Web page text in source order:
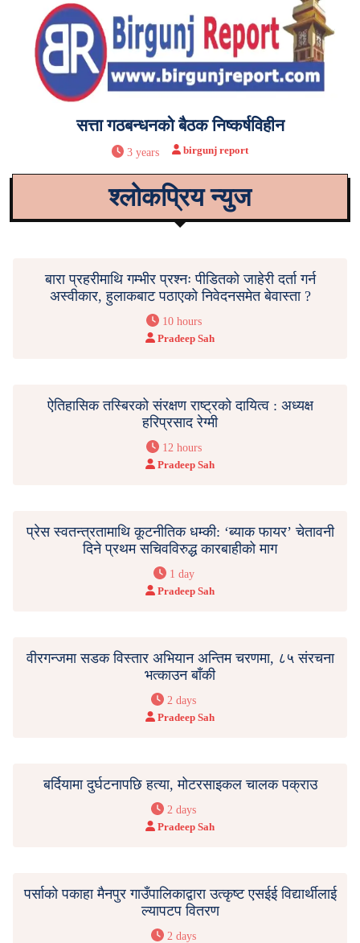
सत्ता गठबन्धनको बैठक निष्कर्षविहीन
3 years birgunj report
श्लोकप्रिय न्युज
बारा प्रहरीमाथि गम्भीर प्रश्नः पीडितको जाहेरी दर्ता गर्न
अस्वीकार, हुलाकबाट पठाएको निवेदनसमेत बेवास्ता ?
10 hours
Pradeep Sah
ऐतिहासिक तस्बिरको संरक्षण राष्ट्रको दायित्व : अध्यक्ष
हरिप्रसाद रेग्मी
12 hours
Pradeep Sah
प्रेस स्वतन्त्रतामाथि कूटनीतिक धम्की: ‘ब्याक फायर’ चेतावनी
दिने प्रथम सचिवविरुद्ध कारबाहीको माग
1 day
Pradeep Sah
वीरगन्जमा सडक विस्तार अभियान अन्तिम चरणमा, ८५ संरचना
भत्काउन बाँकी
2 days
Pradeep Sah
बर्दियामा दुर्घटनापछि हत्या, मोटरसाइकल चालक पक्राउ
2 days
Pradeep Sah
पर्साको पकाहा मैनपुर गाउँपालिकाद्वारा उत्कृष्ट एसईई विद्यार्थीलाई
ल्यापटप वितरण
2 days